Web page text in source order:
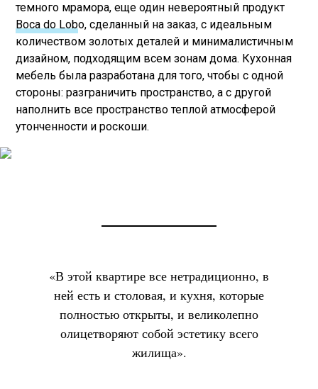
темного мрамора, еще один невероятный продукт
Boca do Lobo, сделанный на заказ, с идеальным
количеством золотых деталей и минималистичным
дизайном, подходящим всем зонам дома. Кухонная
мебель была разработана для того, чтобы с одной
стороны: разграничить пространство, а с другой
наполнить все пространство теплой атмосферой
утонченности и роскоши.
«В этой квартире все нетрадиционно, в
ней есть и столовая, и кухня, которые
полностью открыты, и великолепно
олицетворяют собой эстетику всего
жилища».